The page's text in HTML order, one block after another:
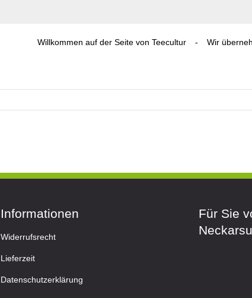
Willkommen auf der Seite von Teecultur - Wir
Informationen
Widerrufsrecht
Lieferzeit
Datenschutzerklärung
Für Sie